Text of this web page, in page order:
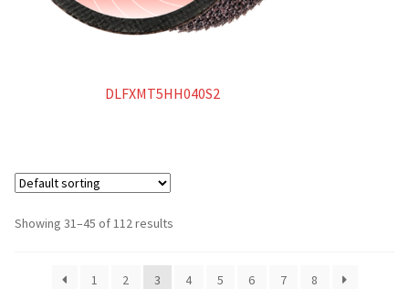
DLFXMT5HH040S2
Showing 31–45 of 112 results
1 2 3 4 5 6 7 8